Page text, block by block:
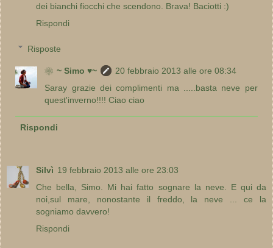
dei bianchi fiocchi che scendono. Brava! Baciotti :)
Rispondi
Risposte
❀~ Simo ♥~
20 febbraio 2013 alle ore 08:34
Saray grazie dei complimenti ma .....basta neve per
quest'inverno!!!! Ciao ciao
Rispondi
Silvì 19 febbraio 2013 alle ore 23:03
Che bella, Simo. Mi hai fatto sognare la neve. E qui da
noi,sul mare, nonostante il freddo, la neve ... ce la
sogniamo davvero!
Rispondi